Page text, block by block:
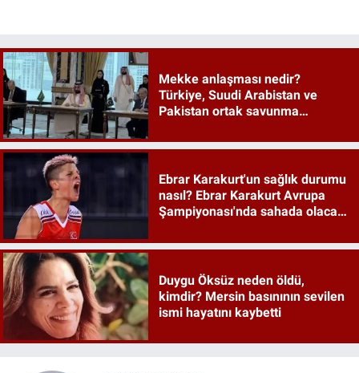
Mekke anlaşması nedir?
Türkiye, Suudi Arabistan ve
Pakistan ortak savunma
Ebrar Karakurt'un sağlık durumu
nasıl? Ebrar Karakurt Avrupa
Şampiyonası'nda sahada olacak
Duygu Öksüz neden öldü,
kimdir? Mersin basınının sevilen
ismi hayatını kaybetti